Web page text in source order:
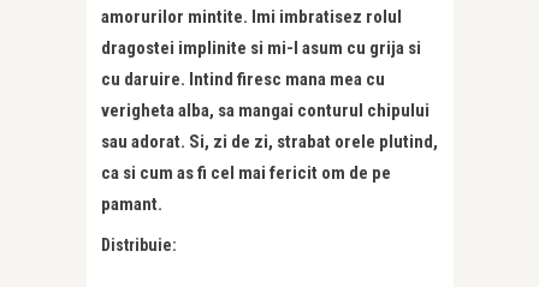
amorurilor mintite. Imi imbratisez rolul
dragostei implinite si mi-l asum cu grija si
cu daruire. Intind firesc mana mea cu
verigheta alba, sa mangai conturul chipului
sau adorat. Si, zi de zi, strabat orele plutind,
ca si cum as fi cel mai fericit om de pe
pamant.
Distribuie: